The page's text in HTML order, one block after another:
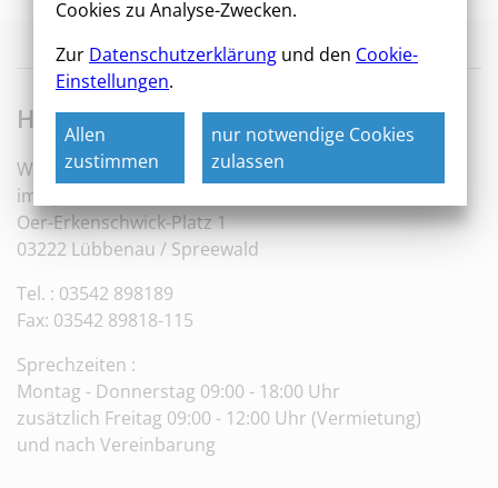
WIS – Wir sind die Macher
Hauptgeschäftssitz
WIS Wohnungsbaugesellschaft
im Spreewald mbH
Oer-Erkenschwick-Platz 1
03222 Lübbenau / Spreewald
Tel. : 03542 898189
Fax: 03542 89818-115
Sprechzeiten :
Montag - Donnerstag 09:00 - 18:00 Uhr
zusätzlich Freitag 09:00 - 12:00 Uhr (Vermietung)
und nach Vereinbarung
Cookies zu Analyse-Zwecken.
Zur Datenschutzerklärung und den Cookie-
Einstellungen.
Allen
zustimmen
nur notwendige Cookies
zulassen